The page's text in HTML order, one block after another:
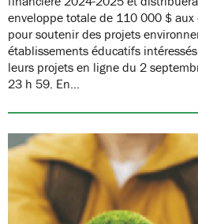
enveloppe totale de 110 000 $
pour soutenir des projets
établissements éducatifs
leurs projets en ligne du 2
23 h 59. En…